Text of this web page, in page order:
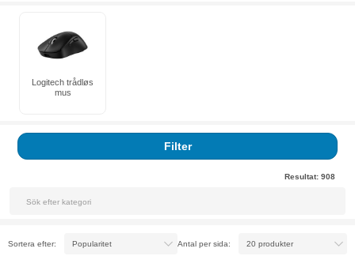
Logitech trådløs
mus
Filter
Resultat: 908
Sortera efter: Antal per sida: